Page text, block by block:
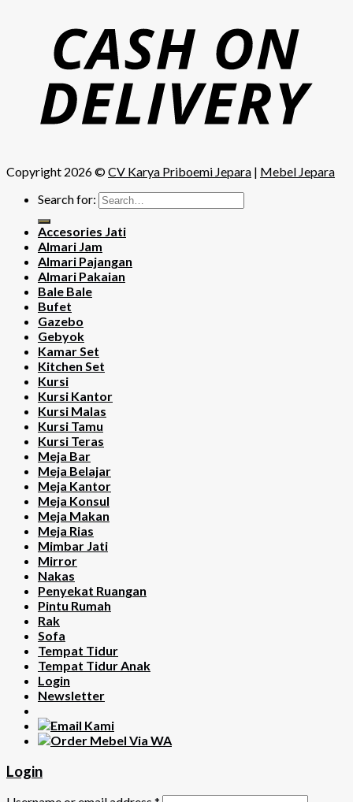
Copyright 2026 ©CV Karya Priboemi Jepara | Mebel Jepara
Search for:
Accesories Jati
Almari Jam
Almari Pajangan
Almari Pakaian
Bale Bale
Bufet
Gazebo
Gebyok
Kamar Set
Kitchen Set
Kursi
Kursi Kantor
Kursi Malas
Kursi Tamu
Kursi Teras
Meja Bar
Meja Belajar
Meja Kantor
Meja Konsul
Meja Makan
Meja Rias
Mimbar Jati
Mirror
Nakas
Penyekat Ruangan
Pintu Rumah
Rak
Sofa
Tempat Tidur
Tempat Tidur Anak
Login
Newsletter
Login